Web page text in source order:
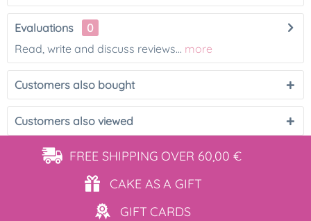
Evaluations
0
Read, write and discuss reviews... more
Customers also bought
Customers also viewed
FREE SHIPPING OVER 60,00 €
CAKE ASA GIFT
GIFT CARDS